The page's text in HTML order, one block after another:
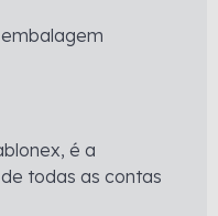
é a
todas as contas